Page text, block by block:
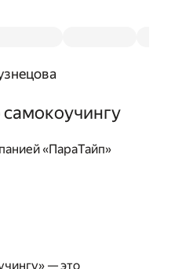
«ПараТайп»
— это